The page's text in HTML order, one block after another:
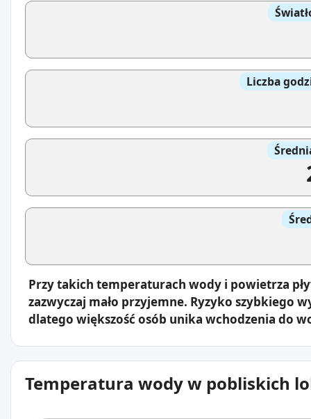
Liczba
Przy takich temperaturach wody i powietrza
zazwyczaj mało przyjemne. Ryzyko szybkiego
dlatego większość osób unika wchodzenia do
Temperatura wody w pobliskich